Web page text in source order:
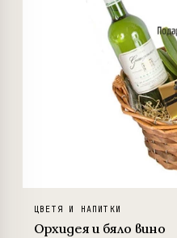
ЦВЕТЯ И НАПИТКИ
Орхидея и бяло вино